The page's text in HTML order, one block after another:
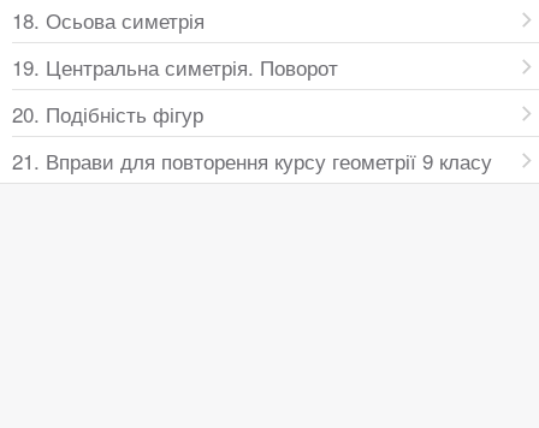
18. Осьова симетрія
19. Центральна симетрія. Поворот
20. Подібність фігур
21. Вправи для повторення курсу геометрії 9 класу